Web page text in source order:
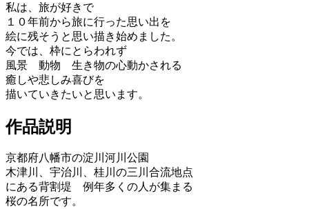
私は、旅が好きで
１０年前から旅に行った思い出を
絵に残そうと思い描き始めました。
今では、枠にとらわれず
風景 動物 生き物の心動かされる
癒しや悲しみ喜びを
描いていきたいと思います。
作品説明
京都府八幡市の淀川河川公園
木津川、宇治川、桂川の三川合流地点
にある背割堤 例年多くの人が集まる
桜の名所です。